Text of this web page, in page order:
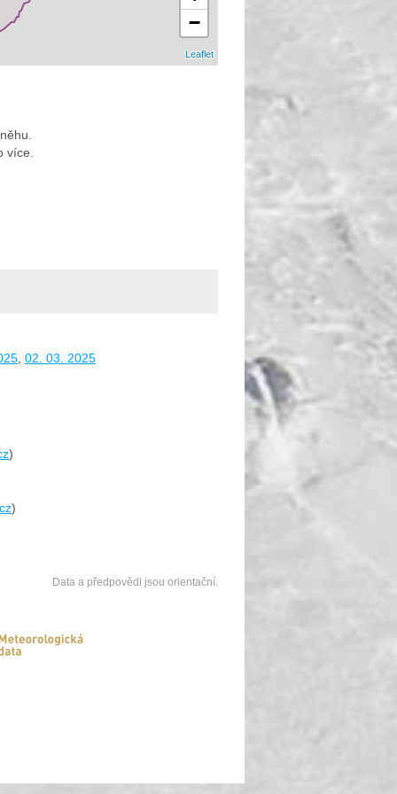
−
Leaflet
více.
02. 03. 2025
)
)
Data a předpovědi jsou orientační.